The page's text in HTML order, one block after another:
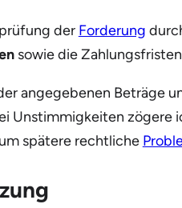
der Forderung
sowie die
angegebenen Beträge
Unstimmigkeiten zögere
spätere rechtliche